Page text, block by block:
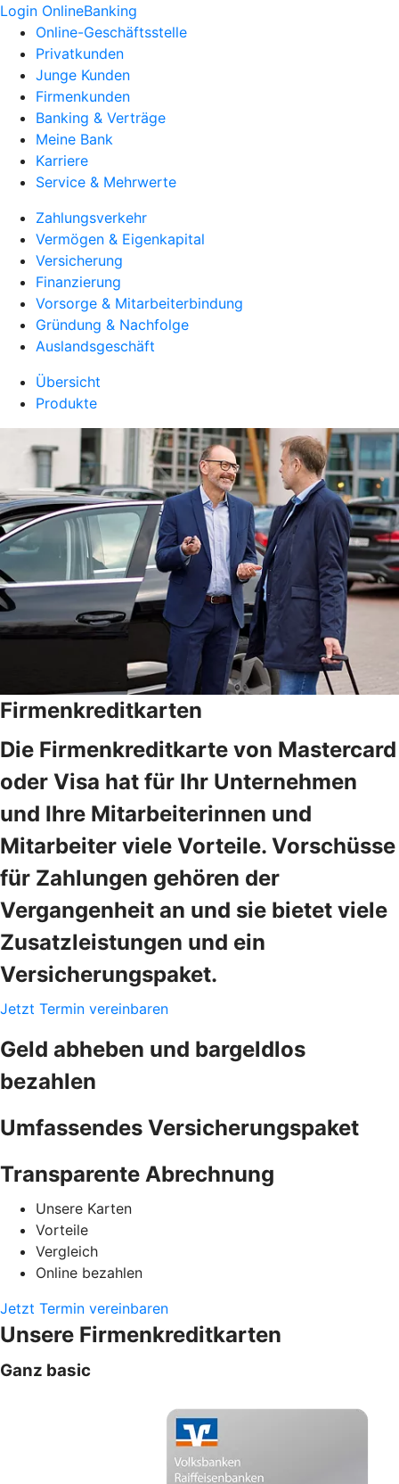
Login OnlineBanking
Online-Geschäftsstelle
Privatkunden
Junge Kunden
Firmenkunden
Banking & Verträge
Meine Bank
Karriere
Service & Mehrwerte
Zahlungsverkehr
Vermögen & Eigenkapital
Versicherung
Finanzierung
Vorsorge & Mitarbeiterbindung
Gründung & Nachfolge
Auslandsgeschäft
Übersicht
Produkte
Firmenkreditkarten
Die Firmenkreditkarte von Mastercard
oder Visa hat für Ihr Unternehmen
und Ihre Mitarbeiterinnen und
Mitarbeiter viele Vorteile. Vorschüsse
für Zahlungen gehören der
Vergangenheit an und sie bietet viele
Zusatzleistungen und ein
Versicherungspaket.
Jetzt Termin vereinbaren
Geld abheben und bargeldlos
bezahlen
Umfassendes Versicherungspaket
Transparente Abrechnung
Unsere Karten
Vorteile
Vergleich
Online bezahlen
Jetzt Termin vereinbaren
Unsere Firmenkreditkarten
Ganz basic